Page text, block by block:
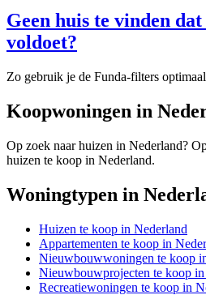
Geen huis te vinden
voldoet?
Zo gebruik je de Funda-filters optimaal
Koopwoningen in
Op zoek naar huizen in Nederland?
huizen te koop in Nederland.
Woningtypen in
Huizen te koop in Nederland
Appartementen te koop in
Nieuwbouwwoningen te koop
Nieuwbouwprojecten te koop
Recreatiewoningen te koop in